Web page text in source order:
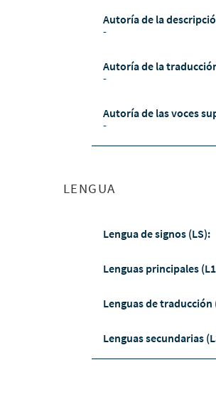
Autoría de la
-
Autoría de la
-
Autoría de las voces
-
LENGUA
Lengua de signos (LS):
Lenguas principales
Lenguas de traducción
Lenguas secundarias